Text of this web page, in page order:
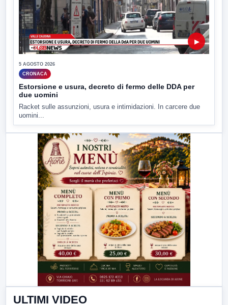
▶
5 AGOSTO 2026
CRONACA
Estorsione e usura, decreto di fermo delle DDA per
due uomini
Racket sulle assunzioni, usura e intimidazioni. In carcere due
uomini...
ULTIMI VIDEO